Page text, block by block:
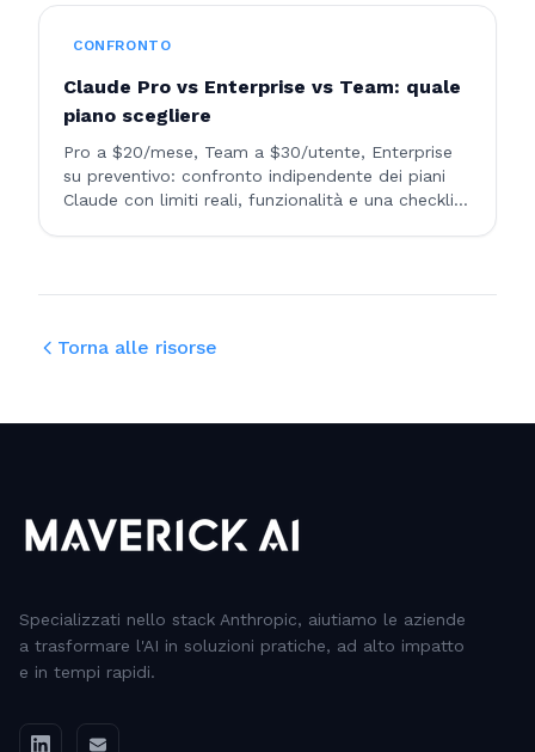
CONFRONTO
Claude Pro vs Enterprise vs Team: quale
piano scegliere
Pro a $20/mese, Team a $30/utente, Enterprise
su preventivo: confronto indipendente dei piani
Claude con limiti reali, funzionalità e una checklist
Torna alle risorse
Specializzati nello stack Anthropic, aiutiamo le aziende
a trasformare l'AI in soluzioni pratiche, ad alto impatto
e in tempi rapidi.